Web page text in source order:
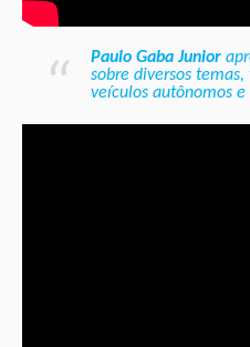
Paulo Gaba Junior
sobre diversos
veículos autônomos